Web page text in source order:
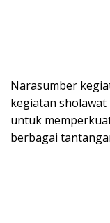
Narasumber
kegiatan
untuk
berbagai